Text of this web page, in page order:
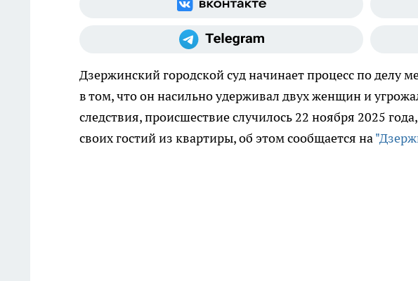
Дзержинский городской суд начинает процесс по делу
в том, что он насильно удерживал двух женщин и
следствия, происшествие случилось 22 ноября 2025
своих гостий из квартиры, об этом сообщается на